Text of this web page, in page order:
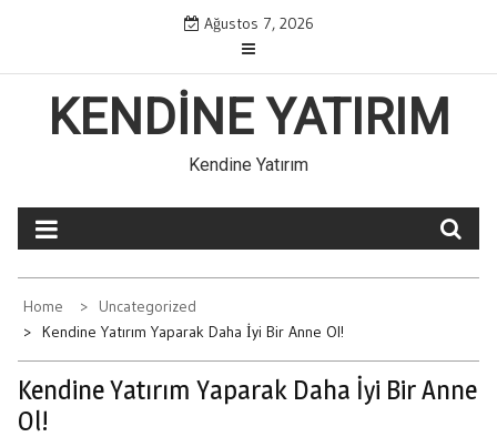
content
Ağustos 7, 2026
KENDINE YATIRIM
Kendine Yatırım
Home
Uncategorized
Kendine Yatırım Yaparak Daha İyi Bir Anne Ol!
Kendine Yatırım Yaparak Daha İyi Bir Anne
Ol!